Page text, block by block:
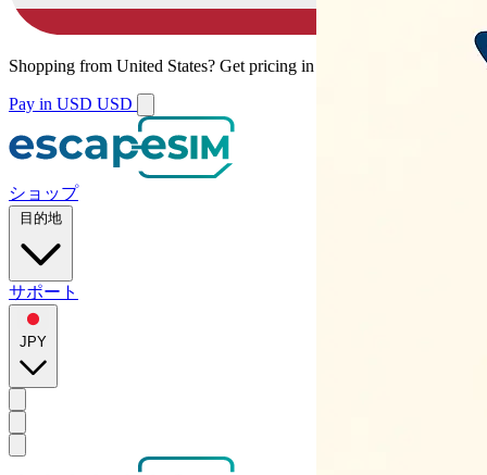
Shopping from United States? Get pricing in your local currency.
Pay in USD USD
ショップ
目的地
サポート
JPY